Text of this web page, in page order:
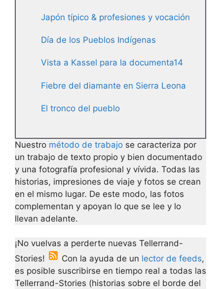
Japón típico & profesiones y vocación
Día de los Pueblos Indígenas
Vista a Kassel para la documenta14
Fiebre del diamante en Sierra Leona
El tronco del pueblo
Nuestro método de trabajo se caracteriza por
un trabajo de texto propio y bien documentado
y una fotografía profesional y vívida. Todas las
historias, impresiones de viaje y fotos se crean
en el mismo lugar. De este modo, las fotos
complementan y apoyan lo que se lee y lo
llevan adelante.
¡No vuelvas a perderte nuevas Tellerrand-
Stories!
Con la ayuda de un lector de feeds,
es posible suscribirse en tiempo real a todas las
Tellerrand-Stories (historias sobre el borde del